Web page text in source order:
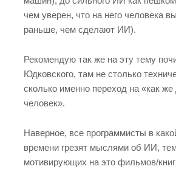
чем уверен, что на него человека
раньше, чем сделают ИИ).
Рекомендую так же на эту тему
Юдковского, там не столько
сколько именно переход на «как же
человек».
Наверное, все программисты в
времени грезят мыслями об ИИ,
мотивирующих на это фильмов/